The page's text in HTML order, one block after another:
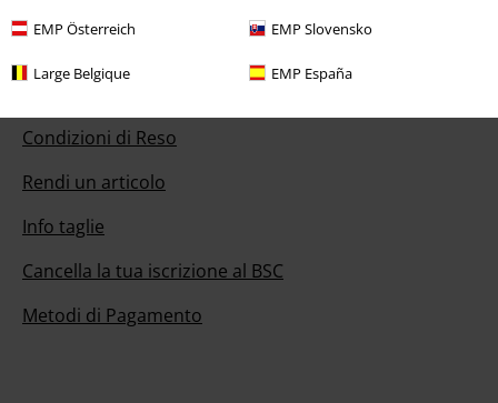
EMP Österreich EMP Slovensko
Large Belgique EMP España
Condizioni di Reso
Rendi un articolo
Info taglie
Cancella la tua iscrizione al BSC
Metodi di Pagamento